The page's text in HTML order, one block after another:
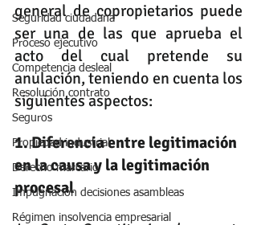
Seguridad ciudadana
Proceso ejecutivo
Competencia desleal
Resolución contrato
Seguros
Propiedad industrial
Derecho marcario
Impugnación decisiones asambleas
Régimen insolvencia empresarial
general de copropietarios puede
ser una de las que aprueba el
acto del cual pretende su
anulación, teniendo en cuenta los
siguientes aspectos:
1. Diferencia entre legitimación
en la causa y la legitimación
procesal